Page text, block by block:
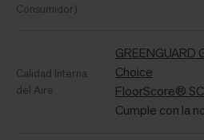
Consumidor)
Calidad Interna
del Aire
GREENGUARD
Choice
FloorScore®
Cumple con la